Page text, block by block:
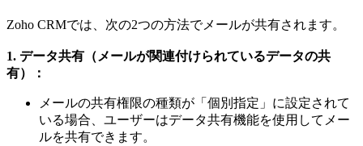
Zoho CRMでは、次の2つの方法でメールが共有されます。
1. データ共有（メールが関連付けられているデータの共
有）：
メールの共有権限の種類が「個別指定」に設定されて
いる場合、ユーザーはデータ共有機能を使用してメー
ルを共有できます。